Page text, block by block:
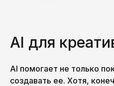
AI для
AI помогает не только
создавать ее. Хотя,